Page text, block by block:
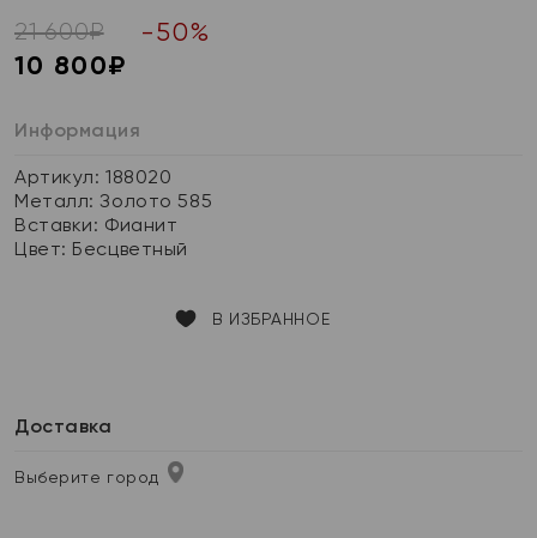
21 600₽ -50%
10 800₽
Информация
Артикул: 188020
Металл:Золото 585
Вставки: Фианит
Цвет: Бесцветный
В ИЗБРАННОЕ
Доставка
Выберите город